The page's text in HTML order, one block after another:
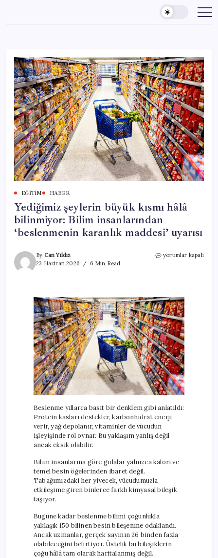
content
EĞITIM HABER
Yediğimiz şeylerin büyük kısmı hâlâ
bilinmiyor: Bilim insanlarından
‘beslenmenin karanlık maddesi’ uyarısı
By Can Yıldız
23 Haziran 2026
6 Min Read
Yediğimiz
bilinmiyor:
Bilim
insanlarından
‘beslenmenin
karanlık
maddesi’
uyarısı
için
yorumlar kapalı
Beslenme yıllarca basit bir denklem gibi anlatıldı:
Protein kasları destekler, karbonhidrat enerji
verir, yağ depolanır, vitaminler de vücudun
işleyişinde rol oynar. Bu yaklaşım yanlış değil
ancak eksik olabilir.
Bilim insanlarına göre gıdalar yalnızca kalori ve
temel besin öğelerinden ibaret değil.
Tabağımızdaki her yiyecek, vücudumuzla
etkileşime giren binlerce farklı kimyasal bileşik
taşıyor.
Bugüne kadar beslenme bilimi çoğunlukla
yaklaşık 150 bilinen besin bileşenine odaklandı.
Ancak uzmanlar, gerçek sayının 26 binden fazla
olabileceğini belirtiyor. Üstelik bu bileşiklerin
çoğu hâlâ tam olarak haritalanmış değil.